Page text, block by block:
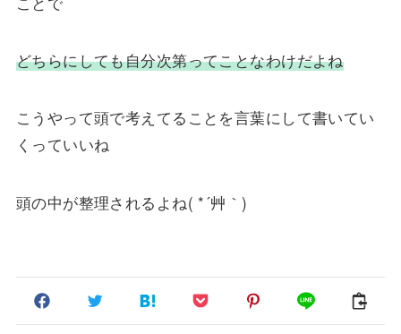
どちらにしても自分次第ってことなわけだよね
こうやって頭で考えてることを言葉にして書いてい
くっていいね
頭の中が整理されるよね( *´艸｀)